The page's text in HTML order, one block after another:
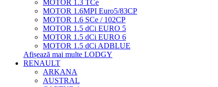
MOTOR 1.3 TCe
MOTOR 1.6MPI Euro5/83CP
MOTOR 1.6 SCe / 102CP
MOTOR 1.5 dCi EURO 5
MOTOR 1.5 dCi EURO 6
MOTOR 1.5 dCi ADBLUE
Afișează mai multe LODGY
RENAULT
ARKANA
AUSTRAL